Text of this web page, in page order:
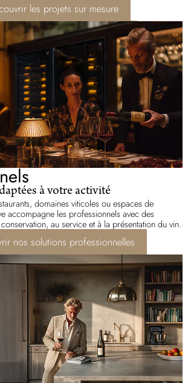
les projets sur mesure
à votre activité
domaines viticoles ou espaces de
accompagne les professionnels avec des
au service et à la présentation du vin.
nos solutions professionnelles